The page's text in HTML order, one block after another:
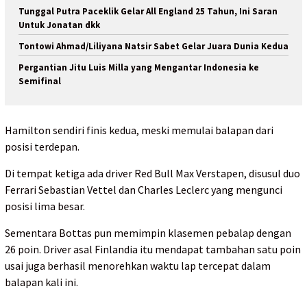
Tunggal Putra Paceklik Gelar All England 25 Tahun, Ini Saran
Untuk Jonatan dkk
Tontowi Ahmad/Liliyana Natsir Sabet Gelar Juara Dunia Kedua
Pergantian Jitu Luis Milla yang Mengantar Indonesia ke
Semifinal
Hamilton sendiri finis kedua, meski memulai balapan dari
posisi terdepan.
Di tempat ketiga ada driver Red Bull Max Verstapen, disusul duo
Ferrari Sebastian Vettel dan Charles Leclerc yang mengunci
posisi lima besar.
Sementara Bottas pun memimpin klasemen pebalap dengan
26 poin. Driver asal Finlandia itu mendapat tambahan satu poin
usai juga berhasil menorehkan waktu lap tercepat dalam
balapan kali ini.